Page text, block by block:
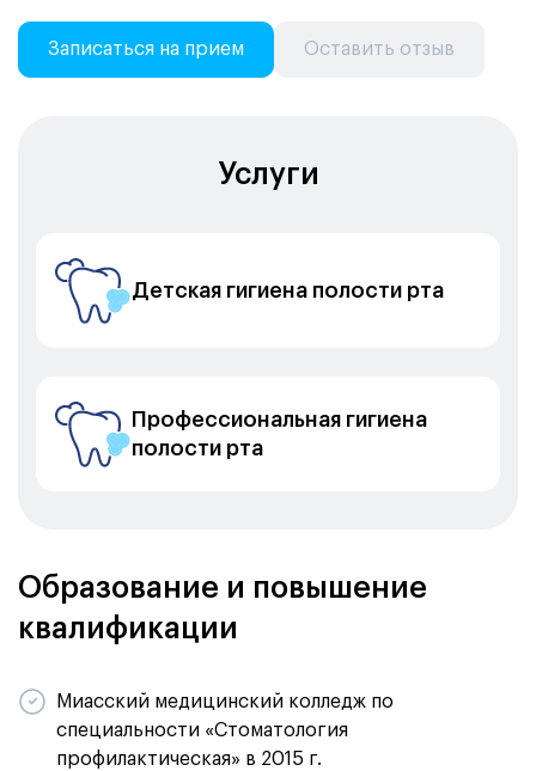
Записаться на прием Оставить отзыв
Услуги
Детская гигиена полости рта
Профессиональная гигиена
полости рта
Образование и повышение
квалификации
Миасский медицинский колледж по
специальности «Стоматология
профилактическая» в 2015 г.